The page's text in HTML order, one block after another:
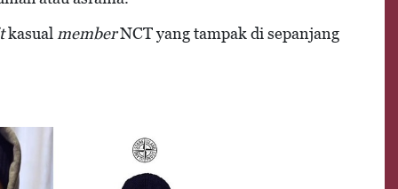
kasualmemberNCT yang tampak di sepanjang